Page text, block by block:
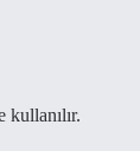
kullanılır.